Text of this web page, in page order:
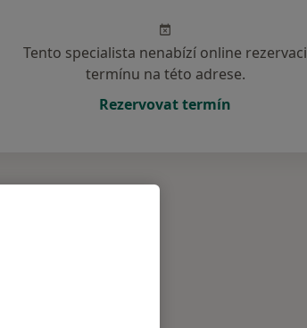
Tento specialista nenabízí online rezervaci
termínu na této adrese.
Rezervovat termín